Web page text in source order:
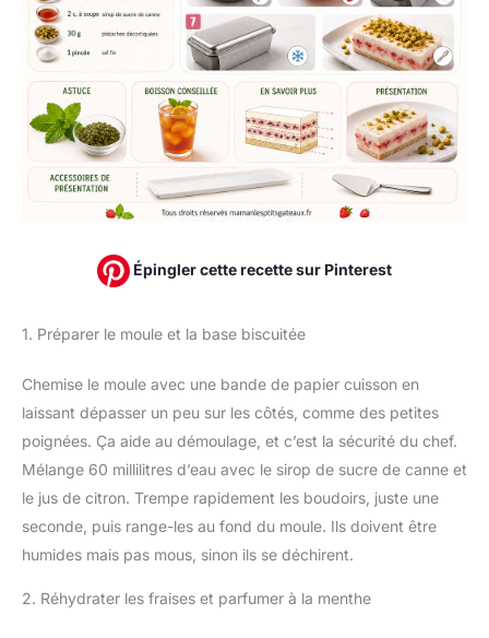
Épingler cette recette sur Pinterest
1. Préparer le moule et la base biscuitée
Chemise le moule avec une bande de papier cuisson en
laissant dépasser un peu sur les côtés, comme des petites
poignées. Ça aide au démoulage, et c’est la sécurité du chef.
Mélange 60 millilitres d’eau avec le sirop de sucre de canne et
le jus de citron. Trempe rapidement les boudoirs, juste une
seconde, puis range-les au fond du moule. Ils doivent être
humides mais pas mous, sinon ils se déchirent.
2. Réhydrater les fraises et parfumer à la menthe